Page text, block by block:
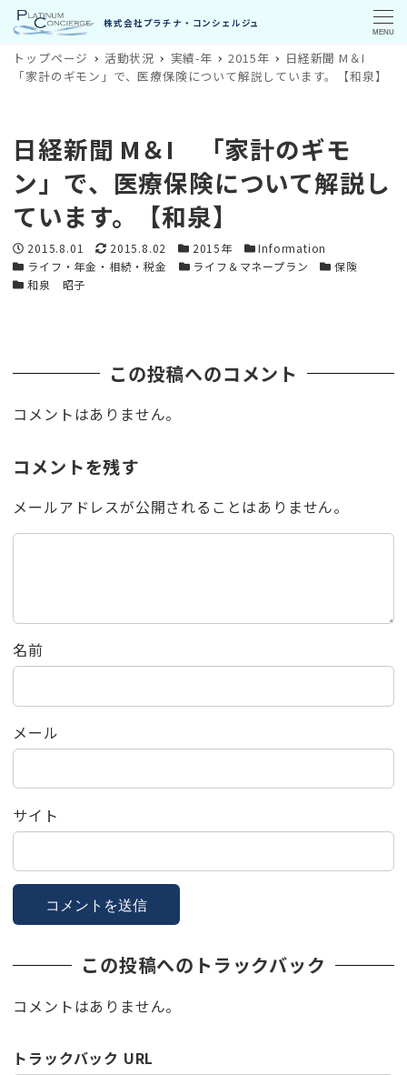
MENU
トップページ 活動状況 実績-年 2015年
日経新聞 M＆I
「家計のギモン」で、医療保険について解説しています。【和泉】
日経新聞 M＆I 「家計のギモ
ン」で、医療保険について解説し
ています。【和泉】
投稿日
2015.8.01 更新日
2015.8.02 カテゴリー
2015年 カテゴリー
Information
カテゴリー
ライフ・年金・相続・税金 カテゴリー
ライフ＆マネープラン カテゴリー
保険
カテゴリー
和泉 昭子
この投稿へのコメント
コメントはありません。
コメントを残す
メールアドレスが公開されることはありません。
名前
メール
サイト
この投稿へのトラックバック
コメントはありません。
トラックバック URL